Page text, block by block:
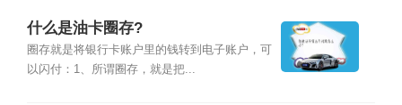
什么是油卡圈存?
圈存就是将银行卡账户里的钱转到电子账户，可
以闪付：1、所谓圈存，就是把...